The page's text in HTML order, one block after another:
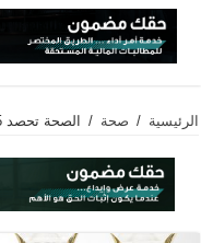
الرئيسية / صحة / الصحة تحصد 5 جوائز عالمية